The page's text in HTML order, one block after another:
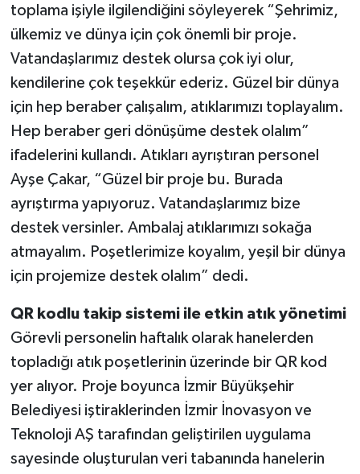
toplama işiyle ilgilendiğini söyleyerek “Şehrimiz,
ülkemiz ve dünya için çok önemli bir proje.
Vatandaşlarımız destek olursa çok iyi olur,
kendilerine çok teşekkür ederiz. Güzel bir dünya
için hep beraber çalışalım, atıklarımızı toplayalım.
Hep beraber geri dönüşüme destek olalım”
ifadelerini kullandı. Atıkları ayrıştıran personel
Ayşe Çakar, “Güzel bir proje bu. Burada
ayrıştırma yapıyoruz. Vatandaşlarımız bize
destek versinler. Ambalaj atıklarımızı sokağa
atmayalım. Poşetlerimize koyalım, yeşil bir dünya
için projemize destek olalım” dedi.
QR kodlu takip sistemi ile etkin atık yönetimi
Görevli personelin haftalık olarak hanelerden
topladığı atık poşetlerinin üzerinde bir QR kod
yer alıyor. Proje boyunca İzmir Büyükşehir
Belediyesi iştiraklerinden İzmir İnovasyon ve
Teknoloji AŞ tarafından geliştirilen uygulama
sayesinde oluşturulan veri tabanında hanelerin